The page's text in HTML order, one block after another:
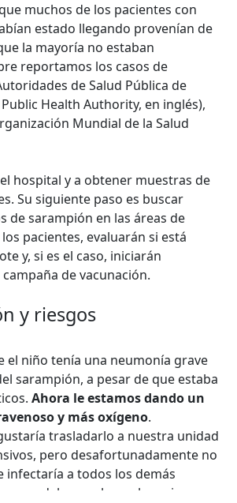
muchos de los pacientes con
estado llegando provenían de
la mayoría no estaban
reportamos los casos de
de Salud Pública de
Health Authority, en inglés),
Mundial de la Salud
hospital y a obtener muestras de
Su siguiente paso es buscar
de sarampión en las áreas de
pacientes, evaluarán si está
y, si es el caso, iniciarán
de vacunación.
y riesgos
el niño tenía una neumonía grave
sarampión, a pesar de que estaba
Ahora le estamos dando un
y más oxígeno.
trasladarlo a nuestra unidad
pero desafortunadamente no
infectaría a todos los demás
debemos hacer lo mejor que